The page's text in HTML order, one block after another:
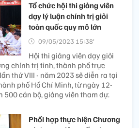
Tổ chức hội thi giảng viên
dạy lý luận chính trị giỏi
toàn quốc quy mô lớn
09/05/2023 15:38’
Hội thi giảng viên dạy giỏi
chính trị tỉnh, thành phố trực
thứ VIII - năm 2023 sẽ diễn ra tại
phố Hồ Chí Minh, từ ngày 12-
500 cán bộ, giảng viên tham dự.
Phối hợp thực hiện Chương